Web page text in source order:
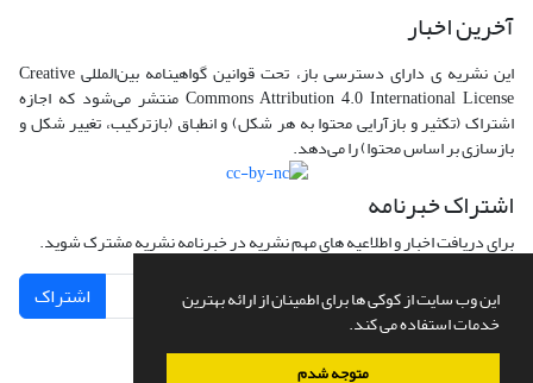
این وب سایت از کوکی ها برای اطمینان از ارائه بهترین
خدمات استفاده می کند.
متوجه شدم
آخرین اخبار
این نشریه ی دارای دسترسی باز، تحت قوانین گواهینامه بین‌المللی Creative
Commons Attribution 4.0 International License منتشر می‌شود که اجازه
اشتراک (تکثیر و بازآرایی محتوا به هر شکل) و انطباق (بازترکیب، تغییر شکل و
بازسازی بر اساس محتوا) را می‌دهد.
اشتراک خبرنامه
برای دریافت اخبار و اطلاعیه های مهم نشریه در خبرنامه نشریه مشترک شوید.
اشتراک